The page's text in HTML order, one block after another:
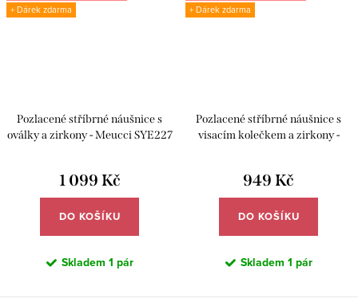
+ Dárek zdarma
Pozlacené stříbrné náušnice s
oválky a zirkony - Meucci SYE227
1 099 Kč
DO KOŠÍKU
Skladem 1 pár
+ Dárek zdarma
Pozlacené stříbrné náušnice s
visacím kolečkem a zirkony -
949 Kč
DO KOŠÍKU
Skladem 1 pár